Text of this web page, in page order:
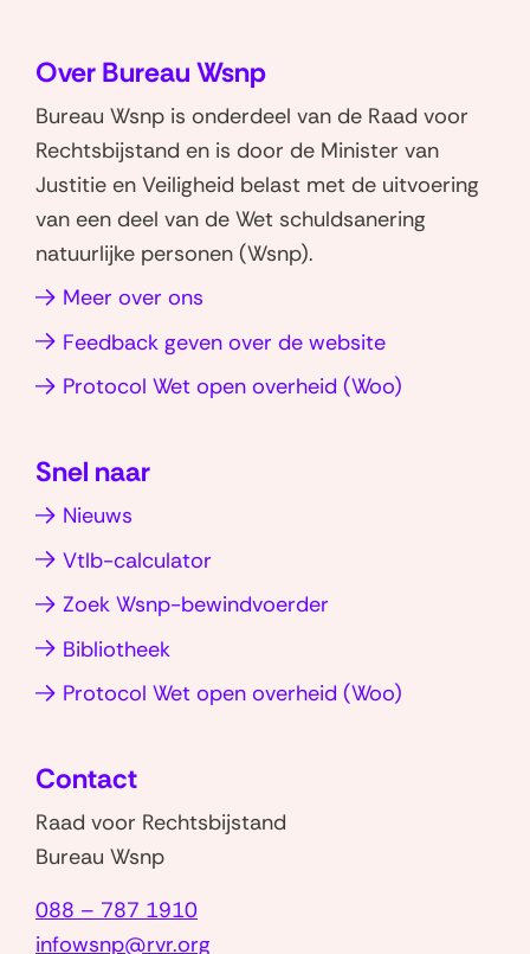
Over Bureau Wsnp
Bureau Wsnp is onderdeel van de Raad voor
Rechtsbijstand en is door de Minister van
Justitie en Veiligheid belast met de uitvoering
van een deel van de Wet schuldsanering
natuurlijke personen (Wsnp).
Meer over ons
Feedback geven over de website
Protocol Wet open overheid (Woo)
Snel naar
Nieuws
Vtlb-calculator
Zoek Wsnp-bewindvoerder
Bibliotheek
Protocol Wet open overheid (Woo)
Contact
Raad voor Rechtsbijstand
Bureau Wsnp
088 – 787 1910
infowsnp@rvr.org